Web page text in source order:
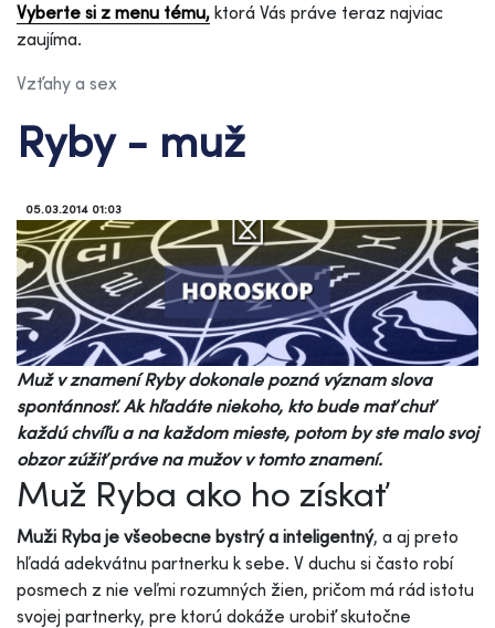
Vyberte si z menu tému, ktorá Vás práve teraz najviac
zaujíma.
Vzťahy a sex
Ryby - muž
05.03.2014 01:03
Muž v znamení Ryby dokonale pozná význam slova
spontánnosť. Ak hľadáte niekoho, kto bude mať chuť
každú chvíľu a na každom mieste, potom by ste malo svoj
obzor zúžiť práve na mužov v tomto znamení.
Muž Ryba ako ho získať
Muži Ryba je všeobecne bystrý a inteligentný, a aj preto
hľadá adekvátnu partnerku k sebe. V duchu si často robí
posmech z nie veľmi rozumných žien, pričom má rád istotu
svojej partnerky, pre ktorú dokáže urobiť skutočne